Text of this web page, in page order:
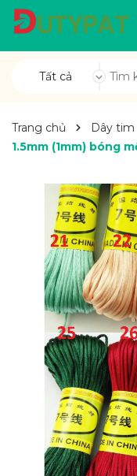
Tất cả
Trang chủ Dây tim
1.5mm (1mm) bóng